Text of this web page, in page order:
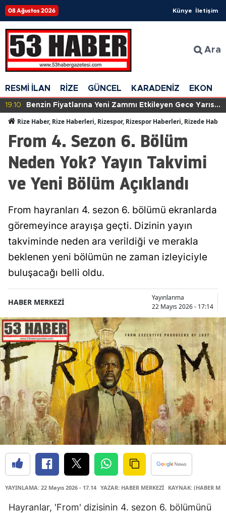
08 Ağustos 2026 Künye İletişim
Ara
RESMİ İLAN RİZE GÜNCEL KARADENİZ
19:10
Benzin Fiyatlarına Yeni Zammı Etkileyen Gece Yarısı
Rize Haber, Rize Haberleri, Rizespor, Rizespor Haberleri, Rizede
From 4. Sezon 6. Bölüm
Neden Yok? Yayın Takvimi
ve Yeni Bölüm Açıklandı
From hayranları 4. sezon 6. bölümü ekranlarda
göremeyince arayışa geçti. Dizinin yayın
takviminde neden ara verildiği ve merakla
beklenen yeni bölümün ne zaman izleyiciyle
buluşacağı belli oldu.
HABER MERKEZİ
Yayınlanma
22 Mayıs 2026 - 17:14
YAYINLAMA: 22 Mayıs 2026 - 17.14 YAZAR: HABER MERKEZİ KAYNAK: (HABER
Hayranlar, 'From' dizisinin 4. sezon 6. bölümünü